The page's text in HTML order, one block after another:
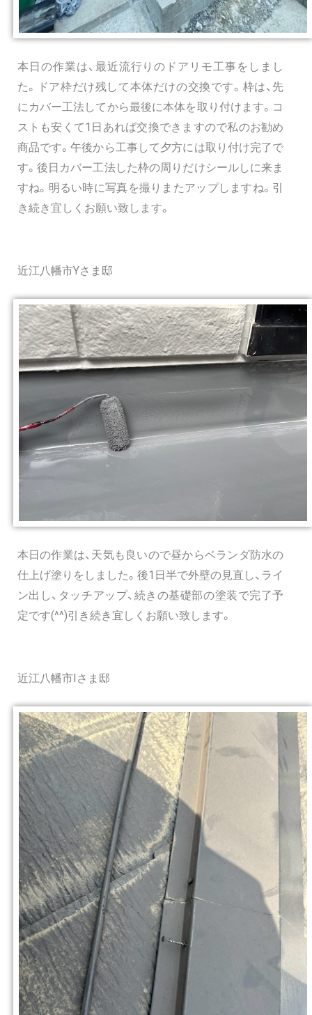
本日の作業は、最近流行りのドアリモ工事をしまし
た。ドア枠だけ残して本体だけの交換です。枠は、先
にカバー工法してから最後に本体を取り付けます。コ
ストも安くて1日あれば交換できますので私のお勧め
商品です。午後から工事して夕方には取り付け完了で
す。後日カバー工法した枠の周りだけシールしに来ま
すね。明るい時に写真を撮りまたアップしますね。引
き続き宜しくお願い致します。
近江八幡市Yさま邸
本日の作業は、天気も良いので昼からベランダ防水の
仕上げ塗りをしました。後1日半で外壁の見直し、ライ
ン出し、タッチアップ、続きの基礎部の塗装で完了予
定です(^^)引き続き宜しくお願い致します。
近江八幡市Iさま邸